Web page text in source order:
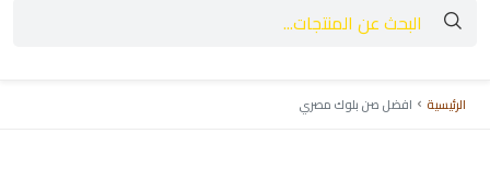
الرئيسية افضل صن بلوك مصري